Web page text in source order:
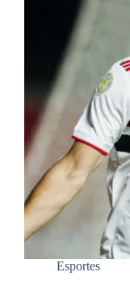
Esportes